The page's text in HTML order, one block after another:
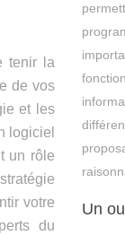
tenir la
de vos
et les
logiciel
un rôle
votre
du
Un